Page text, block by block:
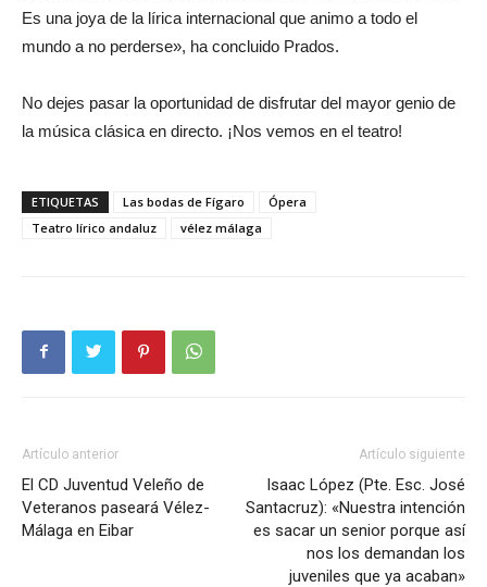
Es una joya de la lírica internacional que animo a todo el
mundo a no perderse», ha concluido Prados.
No dejes pasar la oportunidad de disfrutar del mayor genio de
la música clásica en directo. ¡Nos vemos en el teatro!
ETIQUETAS Las bodas de Fígaro
Ópera
Teatro lírico andaluz
vélez málaga
Artículo anterior
El CD Juventud Veleño de
Veteranos paseará Vélez-
Málaga en Eibar
Artículo siguiente
Isaac López (Pte. Esc. José
Santacruz): «Nuestra intención
es sacar un senior porque así
nos los demandan los
juveniles que ya acaban»